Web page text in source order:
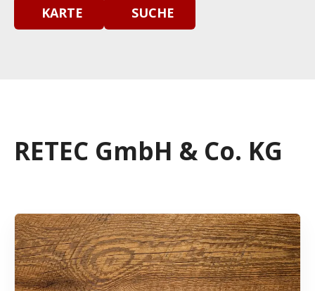
KARTE SUCHE
RETEC GmbH & Co. KG